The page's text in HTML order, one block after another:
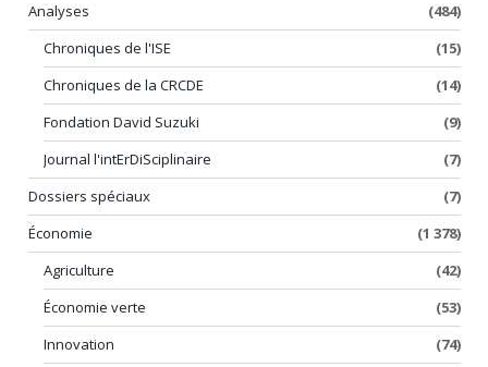
Analyses
(484)
Chroniques de l'ISE
(15)
Chroniques de la CRCDE
(14)
Fondation David Suzuki
(9)
Journal l'intErDiSciplinaire
(7)
Dossiers spéciaux
(7)
Économie
(1 378)
Agriculture
(42)
Économie verte
(53)
Innovation
(74)